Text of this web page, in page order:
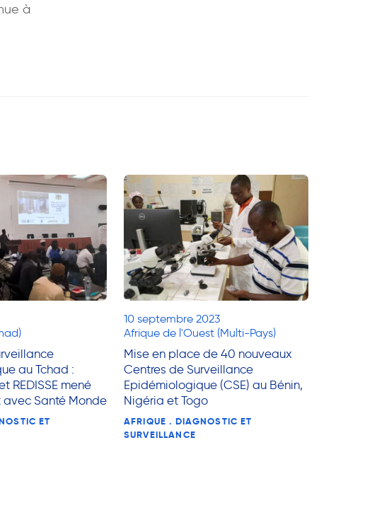
à
au Tchad :
REDISSE mené
Santé Monde
ET
10 septembre 2023
Afrique de l'Ouest (Multi-Pays)
Mise en place de 40 nouveaux
Centres de Surveillance
Epidémiologique (CSE) au Bénin,
Nigéria et Togo
AFRIQUE . DIAGNOSTIC ET
SURVEILLANCE